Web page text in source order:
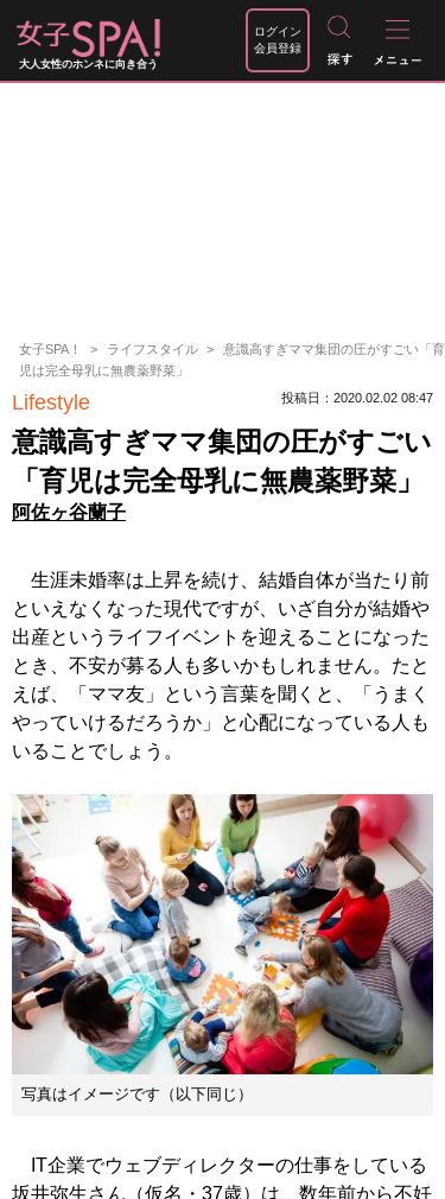
大人女性のホンネに向き合う
ログイン
会員登録
女子SPA！ ライフスタイル
意識高すぎママ集団の圧がすごい「育
児は完全母乳に無農薬野菜」
Lifestyle 投稿日：2020.02.02 08:47
意識高すぎママ集団の圧がすごい
「育児は完全母乳に無農薬野菜」
阿佐ヶ谷蘭子
生涯未婚率は上昇を続け、結婚自体が当たり前
といえなくなった現代ですが、いざ自分が結婚や
出産というライフイベントを迎えることになった
とき、不安が募る人も多いかもしれません。たと
えば、「ママ友」という言葉を聞くと、「うまく
やっていけるだろうか」と心配になっている人も
いることでしょう。
写真はイメージです（以下同じ）
IT企業でウェブディレクターの仕事をしている
坂井弥生さん（仮名・37歳）は、数年前から不妊